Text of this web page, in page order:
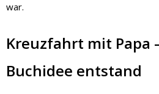
war.
Kreuzfahrt mit Papa
Buchidee entstand